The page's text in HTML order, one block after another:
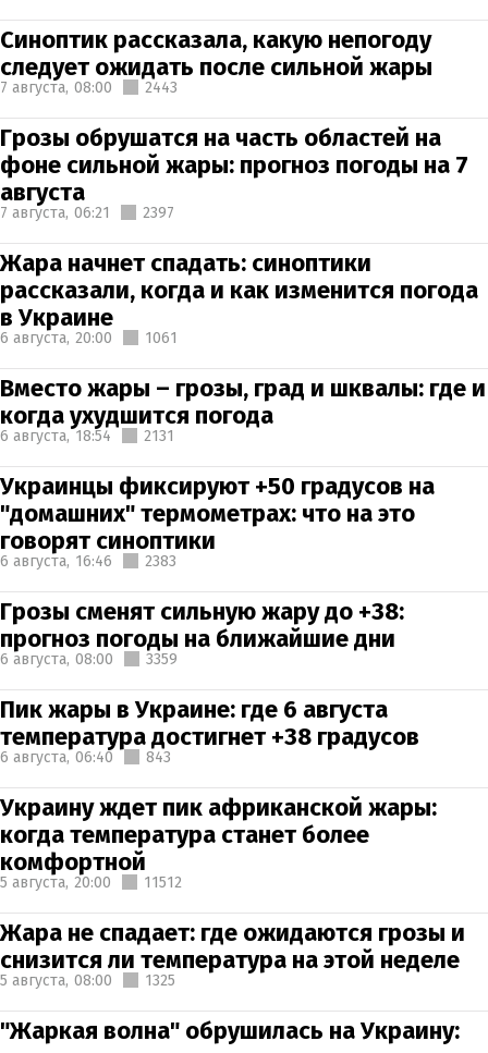
Синоптик рассказала, какую непогоду
следует ожидать после сильной жары
7 августа, 08:00 2443
Грозы обрушатся на часть областей на
фоне сильной жары: прогноз погоды на 7
августа
7 августа, 06:21 2397
Жара начнет спадать: синоптики
рассказали, когда и как изменится погода
в Украине
6 августа, 20:00 1061
Вместо жары – грозы, град и шквалы: где и
когда ухудшится погода
6 августа, 18:54 2131
Украинцы фиксируют +50 градусов на
"домашних" термометрах: что на это
говорят синоптики
6 августа, 16:46 2383
Грозы сменят сильную жару до +38:
прогноз погоды на ближайшие дни
6 августа, 08:00 3359
Пик жары в Украине: где 6 августа
температура достигнет +38 градусов
6 августа, 06:40 843
Украину ждет пик африканской жары:
когда температура станет более
комфортной
5 августа, 20:00 11512
Жара не спадает: где ожидаются грозы и
снизится ли температура на этой неделе
5 августа, 08:00 1325
"Жаркая волна" обрушилась на Украину: